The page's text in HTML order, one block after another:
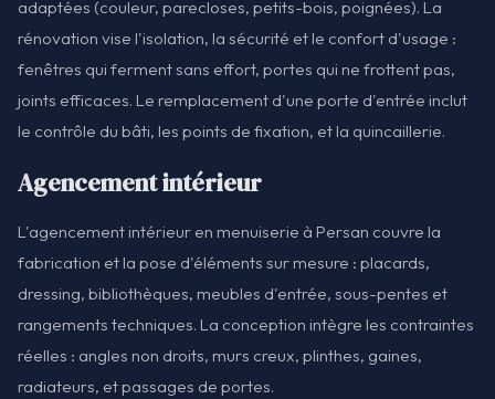
adaptées (couleur, parecloses, petits-bois, poignées). La
rénovation vise l'isolation, la sécurité et le confort d'usage :
fenêtres qui ferment sans effort, portes qui ne frottent pas,
joints efficaces. Le remplacement d'une porte d'entrée inclut
le contrôle du bâti, les points de fixation, et la quincaillerie.
Agencement intérieur
L'agencement intérieur en menuiserie à Persan couvre la
fabrication et la pose d'éléments sur mesure : placards,
dressing, bibliothèques, meubles d'entrée, sous-pentes et
rangements techniques. La conception intègre les contraintes
réelles : angles non droits, murs creux, plinthes, gaines,
radiateurs, et passages de portes.